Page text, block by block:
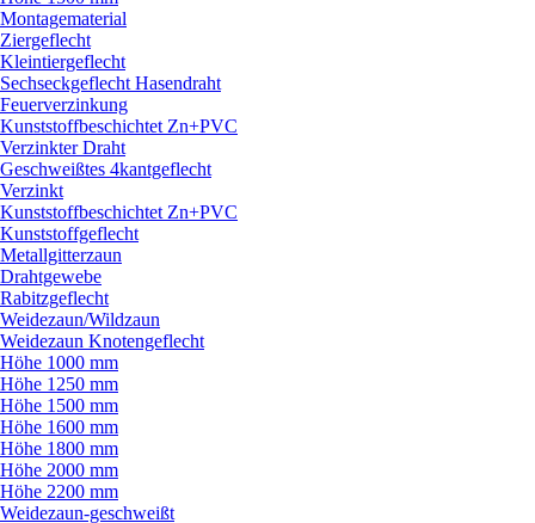
Montagematerial
Ziergeflecht
Kleintiergeflecht
Sechseckgeflecht Hasendraht
Feuerverzinkung
Kunststoffbeschichtet Zn+PVC
Verzinkter Draht
Geschweißtes 4kantgeflecht
Verzinkt
Kunststoffbeschichtet Zn+PVC
Kunststoffgeflecht
Metallgitterzaun
Drahtgewebe
Rabitzgeflecht
Weidezaun/Wildzaun
Weidezaun Knotengeflecht
Höhe 1000 mm
Höhe 1250 mm
Höhe 1500 mm
Höhe 1600 mm
Höhe 1800 mm
Höhe 2000 mm
Höhe 2200 mm
Weidezaun-geschweißt